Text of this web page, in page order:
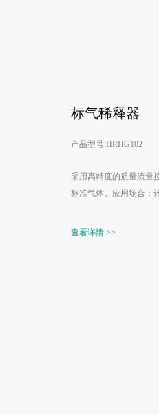
标气稀释器
产品型号:HRHG102
采用高精度的质量流量
标准气体。应用场合：
查看详情 >>